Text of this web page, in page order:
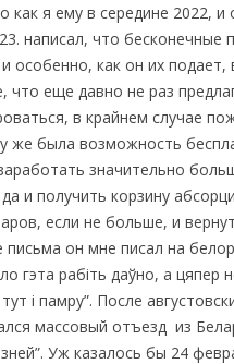
как я ему в середине 2022, и
написал, что бесконечные
особенно, как он их подает,
что еще давно не раз
в крайнем случае
же была возможность
значительно
и получить корзину
если не больше, и
письма он мне писал на
гэта рабiть даўно, а цяпер
i памру”. После
массовый отъезд из
Уж казалось бы 24